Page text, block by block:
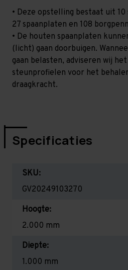
• Deze opstelling bestaat uit
27 spaanplaten en 108
• De houten spaanplaten
(licht) gaan doorbuigen.
gaan belasten, adviseren wij
steunprofielen voor het
draagkracht.
Specificaties
SKU:
GV20249103270
Hoogte:
2.000 mm
Diepte:
1.000 mm